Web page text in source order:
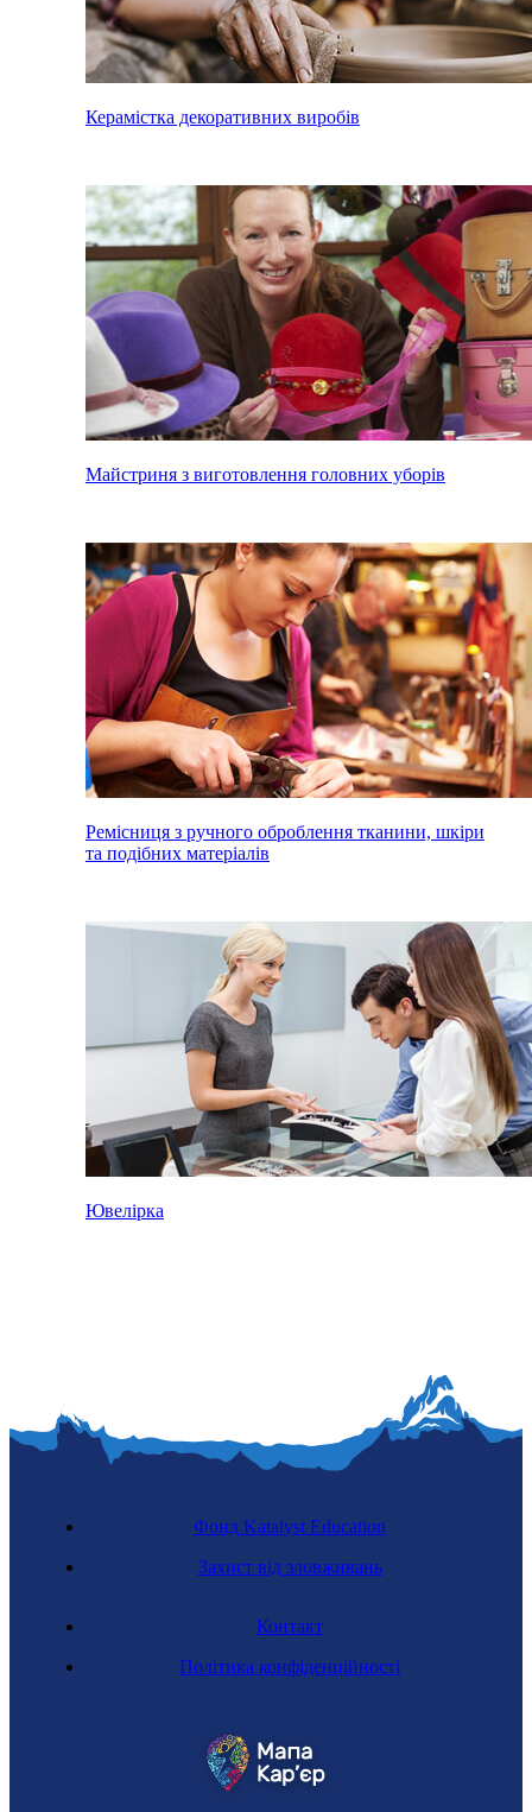
Керамістка декоративних виробів
Майстриня з виготовлення головних уборів
Ремісниця з ручного оброблення тканини, шкіри
та подібних матеріалів
Ювелірка
Контакт
Політика конфіденційності
Фонд Katalyst Education
Захист від зловживань